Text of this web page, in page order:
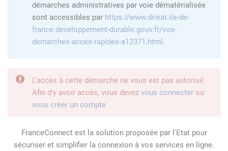
démarches administratives par voie dématérialisée
sont accessibles par https://www.drieat.ile-de-
france.developpement-durable.gouv.fr/vos-
demarches-acces-rapides-a12371.html .
L'accès à cette démarche ne vous est pas autorisé.
Afin d'y avoir accès, vous devez vous connecter ou
vous créer un compte
FranceConnect est la solution proposée par l'Etat pour
sécuriser et simplifier la connexion à vos services en ligne.